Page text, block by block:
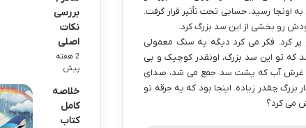
رسید، حسابی تحت تأثیر قرار گرفت.
رو بخشی از این سد بزرگ کرد.
کرد. فکر می کرد دیگه یه سنگ معمولی
که تو این سد بزرگ، اونقدر کوچیک و بی
غرش آب که پشت سد جمع می شد، صدای
چقدر زیاده. اینجا بود که یه جرقه تو
می کرد؟
بررسی
نکات
اصلی
2 هفته
پیش
خلاصه
کامل
کتاب